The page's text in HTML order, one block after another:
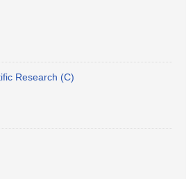
Research (C)